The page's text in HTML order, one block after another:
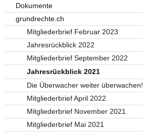
Dokumente
grundrechte.ch
Mitgliederbrief Februar 2023
Jahresrückblick 2022
Mitgliederbrief September 2022
Jahresrückblick 2021
Die Überwacher weiter überwachen!
Mitgliederbrief April 2022
Mitgliederbrief November 2021
Mitgliederbrief Mai 2021